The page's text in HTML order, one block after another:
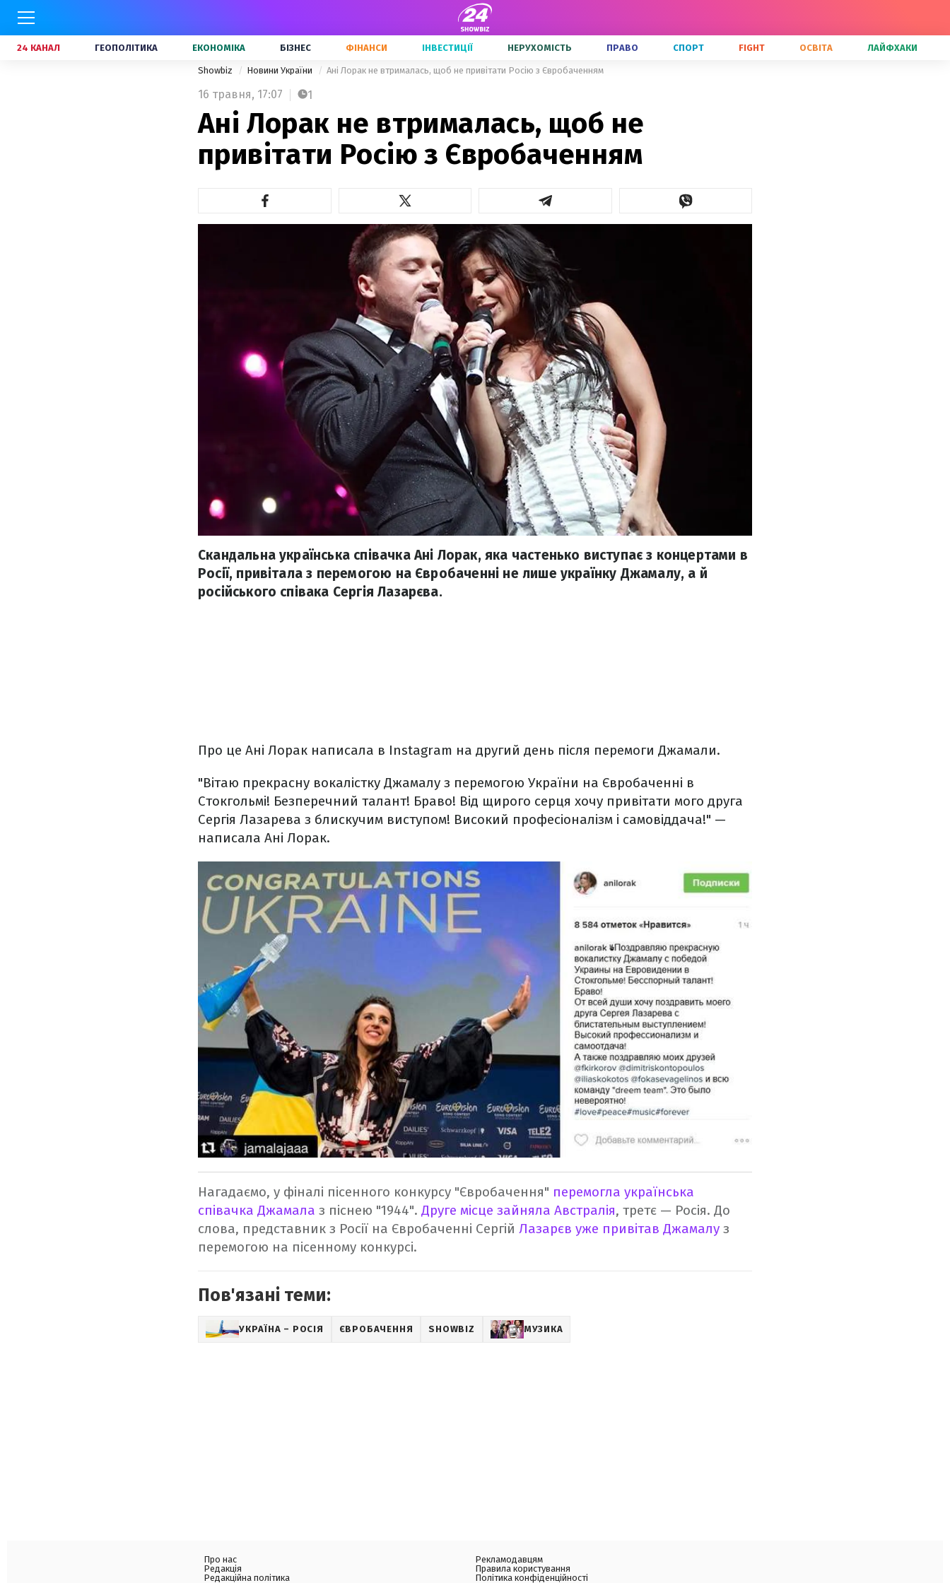
24 КАНАЛ ГЕОПОЛІТИКА ЕКОНОМІКА БІЗНЕС ФІНАНСИ ІНВЕСТИЦІЇ НЕРУХОМІСТЬ ПРАВО СПОРТ FIGHT ОСВІТА ЛАЙФХАКИ
Showbiz Новини України Ані Лорак не втрималась, щоб не привітати Росію з Євробаченням
16 травня, 17:07 1
Ані Лорак не втрималась, щоб не
привітати Росію з Євробаченням
Скандальна українська співачка Ані Лорак, яка частенько виступає з концертами в
Росії, привітала з перемогою на Євробаченні не лише українку Джамалу, а й
російського співака Сергія Лазарєва.
Про це Ані Лорак написала в Instagram на другий день після перемоги Джамали.
"Вітаю прекрасну вокалістку Джамалу з перемогою України на Євробаченні в
Стокгольмі! Безперечний талант! Браво! Від щирого серця хочу привітати мого друга
Сергія Лазарева з блискучим виступом! Високий професіоналізм і самовіддача!" —
написала Ані Лорак.
Нагадаємо, у фіналі пісенного конкурсу "Євробачення" перемогла українська
співачка Джамала з піснею "1944". Друге місце зайняла Австралія, третє — Росія. До
слова, представник з Росії на Євробаченні Сергій Лазарєв уже привітав Джамалу з
перемогою на пісенному конкурсі.
Пов'язані теми:
УКРАЇНА – РОСІЯ ЄВРОБАЧЕННЯ SHOWBIZ МУЗИКА
Про нас
Редакція
Редакційна політика
Рекламодавцям
Правила користування
Політика конфіденційності